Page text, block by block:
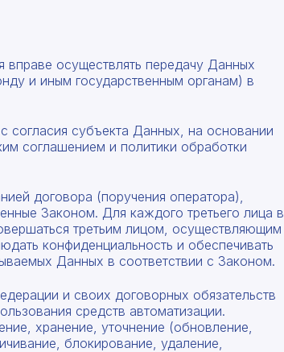
осуществлять передачу Данных
и иным государственным органам) в
согласия субъекта Данных, на основании
соглашением и политики обработки
договора (поручения оператора),
Законом. Для каждого третьего лица в
третьим лицом, осуществляющим
конфиденциальность и обеспечивать
Данных в соответствии с Законом.
и своих договорных обязательств
средств автоматизации.
хранение, уточнение (обновление,
блокирование, удаление,
смету
получить точный
время!
по нашим
на металлопрокат
спасибо!
менеджер.